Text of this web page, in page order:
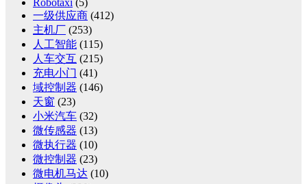
Robotaxi (5)
一级供应商 (412)
主机厂 (253)
人工智能 (115)
人车交互 (215)
充电小门 (41)
域控制器 (146)
天窗 (23)
小米汽车 (32)
微传感器 (13)
微执行器 (10)
微控制器 (23)
微电机马达 (10)